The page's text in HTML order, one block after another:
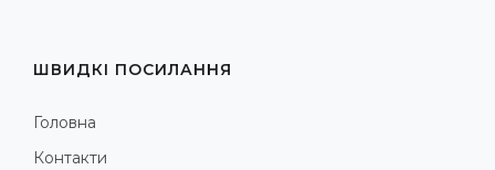
ШВИДКІ ПОСИЛАННЯ
Головна
Контакти